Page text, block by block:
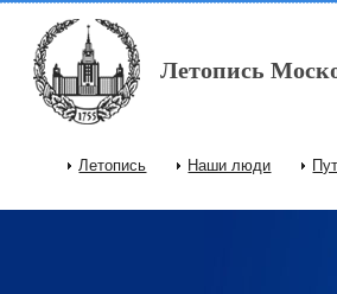
Перейти к основному содержанию
Летопись
Главное меню
Летопись Наши люди